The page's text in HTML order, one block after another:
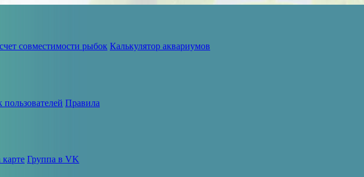
совместимости рыбок Калькулятор аквариумов
Правила
Группа в VK